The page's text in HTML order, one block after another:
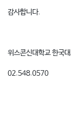
감사합니다.
위스콘신대학교 한국
02.548.0570